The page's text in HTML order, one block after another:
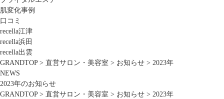
肌変化事例
口コミ
recella江津
recella浜田
recella出雲
GRANDTOP> 直営サロン・美容室 > お知らせ > 2023年
NEWS
2023年のお知らせ
GRANDTOP> 直営サロン・美容室 > お知らせ > 2023年